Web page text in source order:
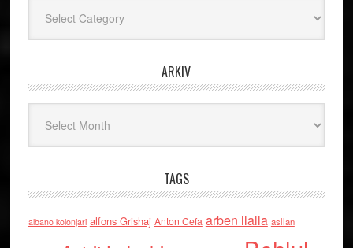
ARKIV
TAGS
albano kolonjari alfons Grishaj Anton Cefa arben llalla asllan